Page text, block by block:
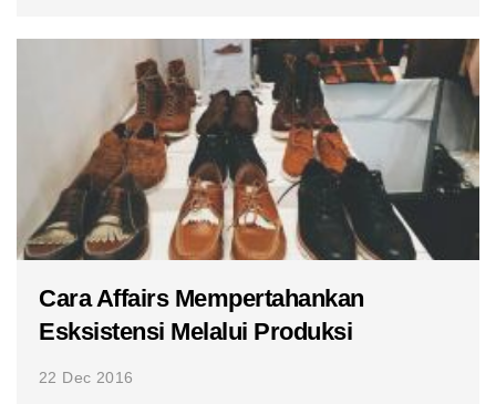
Cara Affairs Mempertahankan
Esksistensi Melalui Produksi
22 Dec 2016